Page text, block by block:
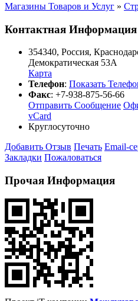
Магазины Товаров и Услуг »
Контактная Информация
354340, Россия,
Демократическая 53А
Карта
Телефон: Показать
Факс: +7-938-875-56-66
Отправить Сообщение
vCard
Круглосуточно
Добавить Отзыв Печать Email-
Закладки Пожаловаться
Прочая Информация